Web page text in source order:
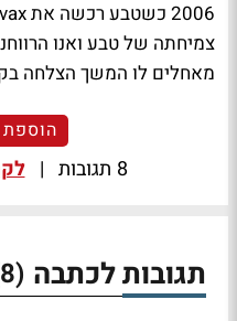
צמיחתה של טבע ואנו
מאחלים לו המשך הצלחה
הוספת
8 תגובות |
תגובות לכתבה (8)